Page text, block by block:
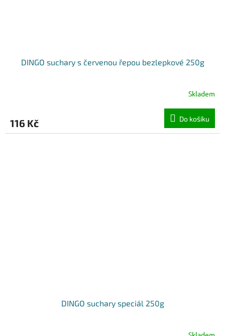
DINGO suchary s červenou řepou bezlepkové 250g
Skladem
116 Kč Do košíku
DINGO suchary speciál 250g